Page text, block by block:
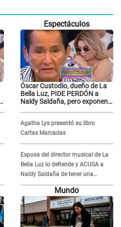
Espectáculos
Óscar Custodio, dueño de La
Bella Luz, PIDE PERDÓN a
Naldy Saldaña, pero exponen
grabar"
Agatha Lys presentó su libro
Cartas Marcadas
Esposa del director musical de La
Bella Luz lo defiende y ACUSA a
Naldy Saldaña de tener una
relación con él y otros integrantes
Mundo